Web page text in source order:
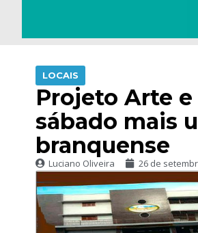
LOCAIS
Projeto Arte
sábado mais
branquense
Luciano Oliveira 26 de